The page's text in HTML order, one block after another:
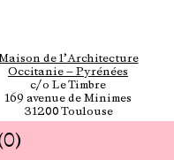
de l’Architecture
Occitanie — Pyrénées
c/o Le Timbre
169 avenue de Minimes
31200 Toulouse